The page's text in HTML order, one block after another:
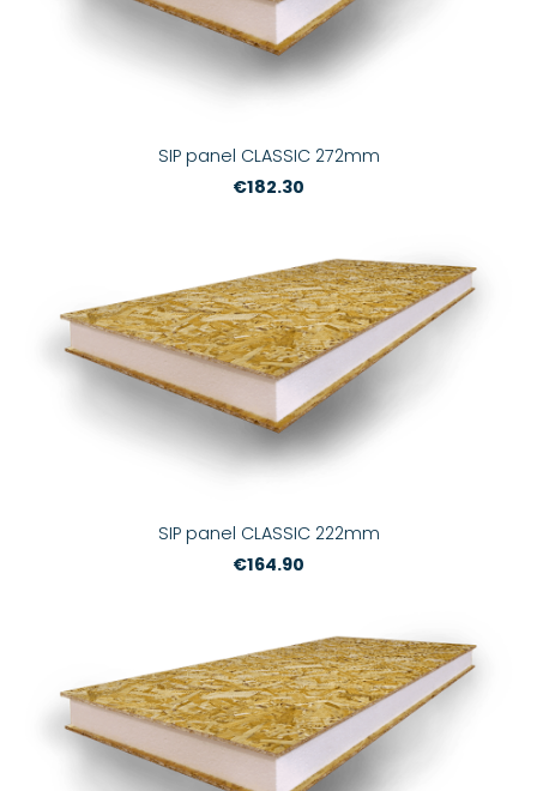
SIP panel CLASSIC 272mm
€182.30
SIP panel CLASSIC 222mm
€164.90